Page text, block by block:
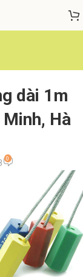
dài 1m
Hà
0